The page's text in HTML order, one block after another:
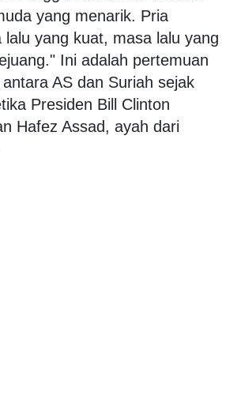
yang menarik. Pria
lalu yang kuat, masa lalu yang
Ini adalah pertemuan
AS dan Suriah sejak
Presiden Bill Clinton
Hafez Assad, ayah dari